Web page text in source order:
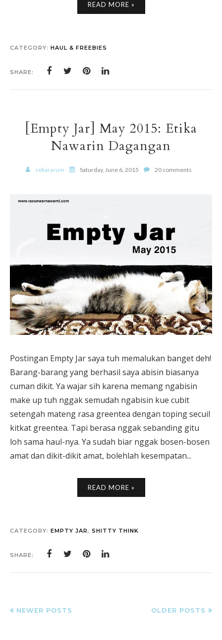
READ MORE »
CATEGORY: HAUL & FREEBIES
SHARE:
[Empty Jar] May 2015: Etika
Nawarin Dagangan
sekararum Saturday, June 6, 2015 20 comments
Postingan Empty Jar saya tuh memalukan banget deh!
Barang-barang yang berhasil saya abisin biasanya
cuman dikit. Ya wajar sih karena memang ngabisin
make up tuh nggak semudah ngabisin kue cubit
setengah mateng rasa greentea dengan toping secuil
kitkat greentea. Tapi berasa nggak sebanding gitu
loh sama haul-nya. Ya sudah biar nggak bosen-bosen
amat dan dikit-dikit amat, bolehlah kesempatan...
READ MORE »
CATEGORY: EMPTY JAR, SHITTY THINK
SHARE:
NEWER POSTS OLDER POSTS